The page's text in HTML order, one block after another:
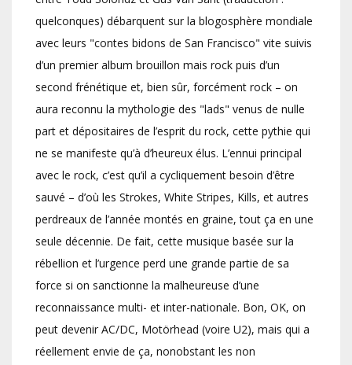
quelconques) débarquent sur la blogosphère mondiale
avec leurs "contes bidons de San Francisco" vite suivis
d’un premier album brouillon mais rock puis d’un
second frénétique et, bien sûr, forcément rock – on
aura reconnu la mythologie des "lads" venus de nulle
part et dépositaires de l’esprit du rock, cette pythie qui
ne se manifeste qu’à d’heureux élus. L’ennui principal
avec le rock, c’est qu’il a cycliquement besoin d’être
sauvé – d’où les Strokes, White Stripes, Kills, et autres
perdreaux de l’année montés en graine, tout ça en une
seule décennie. De fait, cette musique basée sur la
rébellion et l’urgence perd une grande partie de sa
force si on sanctionne la malheureuse d’une
reconnaissance multi- et inter-nationale. Bon, OK, on
peut devenir AC/DC, Motörhead (voire U2), mais qui a
réellement envie de ça, nonobstant les non